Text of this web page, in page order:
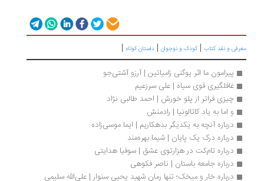
و نقد کتاب|کودک و نوجوان |داستان کوتاه|
پیرامون ما اثر یوگنی زامیاتین | آرزو آشتی‌جو
غافلگیری قوی سیاه | علی سرزعیم
چیزی فراتر از پلو خورش | احمد طالبی نژاد
و اما به یاد کاتالونیا | رادمنش
درباره آنچه به یکدیگر بدهکاریم | ایما موسی‌زاده
درباره درک یک پایان | شيما بهره‌مند
درباره تام‌کت در هزارتوی عشق | سوفیا هدایتی
درباره جامعه باستان | ناصر فکوهی
درباره خار و میخک؛ تنها رمان شهید یحیی سنوار | علی‌الله سلیمی